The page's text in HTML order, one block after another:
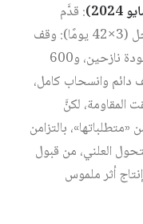
: قدَّم
الوسطاء أول هيكل متكامل ثلاثي المراحل (3×42 يومًا): وقف
مؤقت، وانسحابات داخلية متدرجة، وعودة نازحين، و600
دائم وانسحاب كامل،
المقاومة، لكنَّ
بالتزامن
العلني، من قبول
أثر ملموس